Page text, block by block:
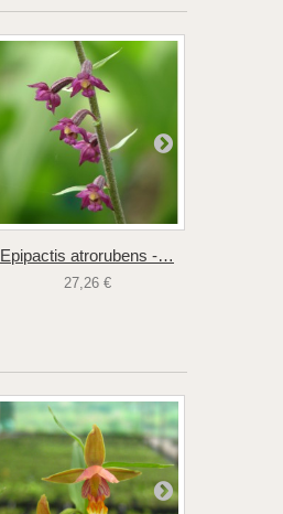
Epipactis atrorubens -…
27,26 €